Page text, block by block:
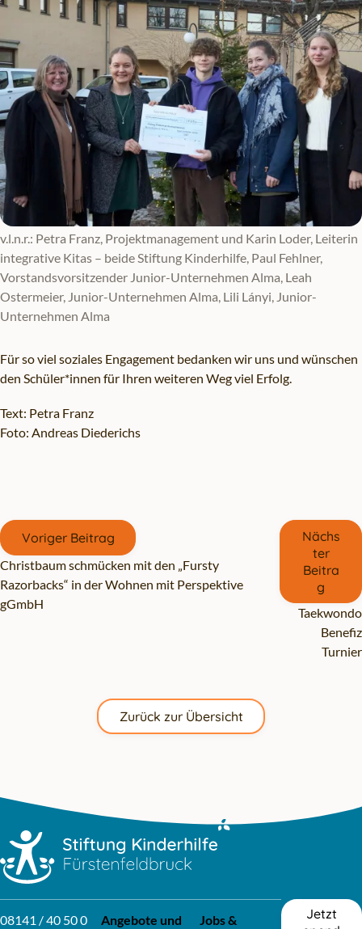
v.l.n.r.: Petra Franz, Projektmanagement und Karin Loder, Leiterin
integrative Kitas – beide Stiftung Kinderhilfe, Paul Fehlner,
Vorstandsvorsitzender Junior-Unternehmen Alma, Leah
Ostermeier, Junior-Unternehmen Alma, Lili Lányi, Junior-
Unternehmen Alma
Für so viel soziales Engagement bedanken wir uns und wünschen
den Schüler*innen für Ihren weiteren Weg viel Erfolg.
Text: Petra Franz
Foto: Andreas Diederichs
Gehe zu vorherigen oder nächsten Beiträgen
Voriger Beitrag
Christbaum schmücken mit den „Fursty
Razorbacks“ in der Wohnen mit Perspektive
gGmbH
Nächs
ter
Beitra
g
Taekwondo
Benefiz
Turnier
Zurück zur Übersicht
Zum Hauptinhalt springen
Zur Navigation springen
08141 / 40 50 0 Angebote und Jobs &
Jetzt